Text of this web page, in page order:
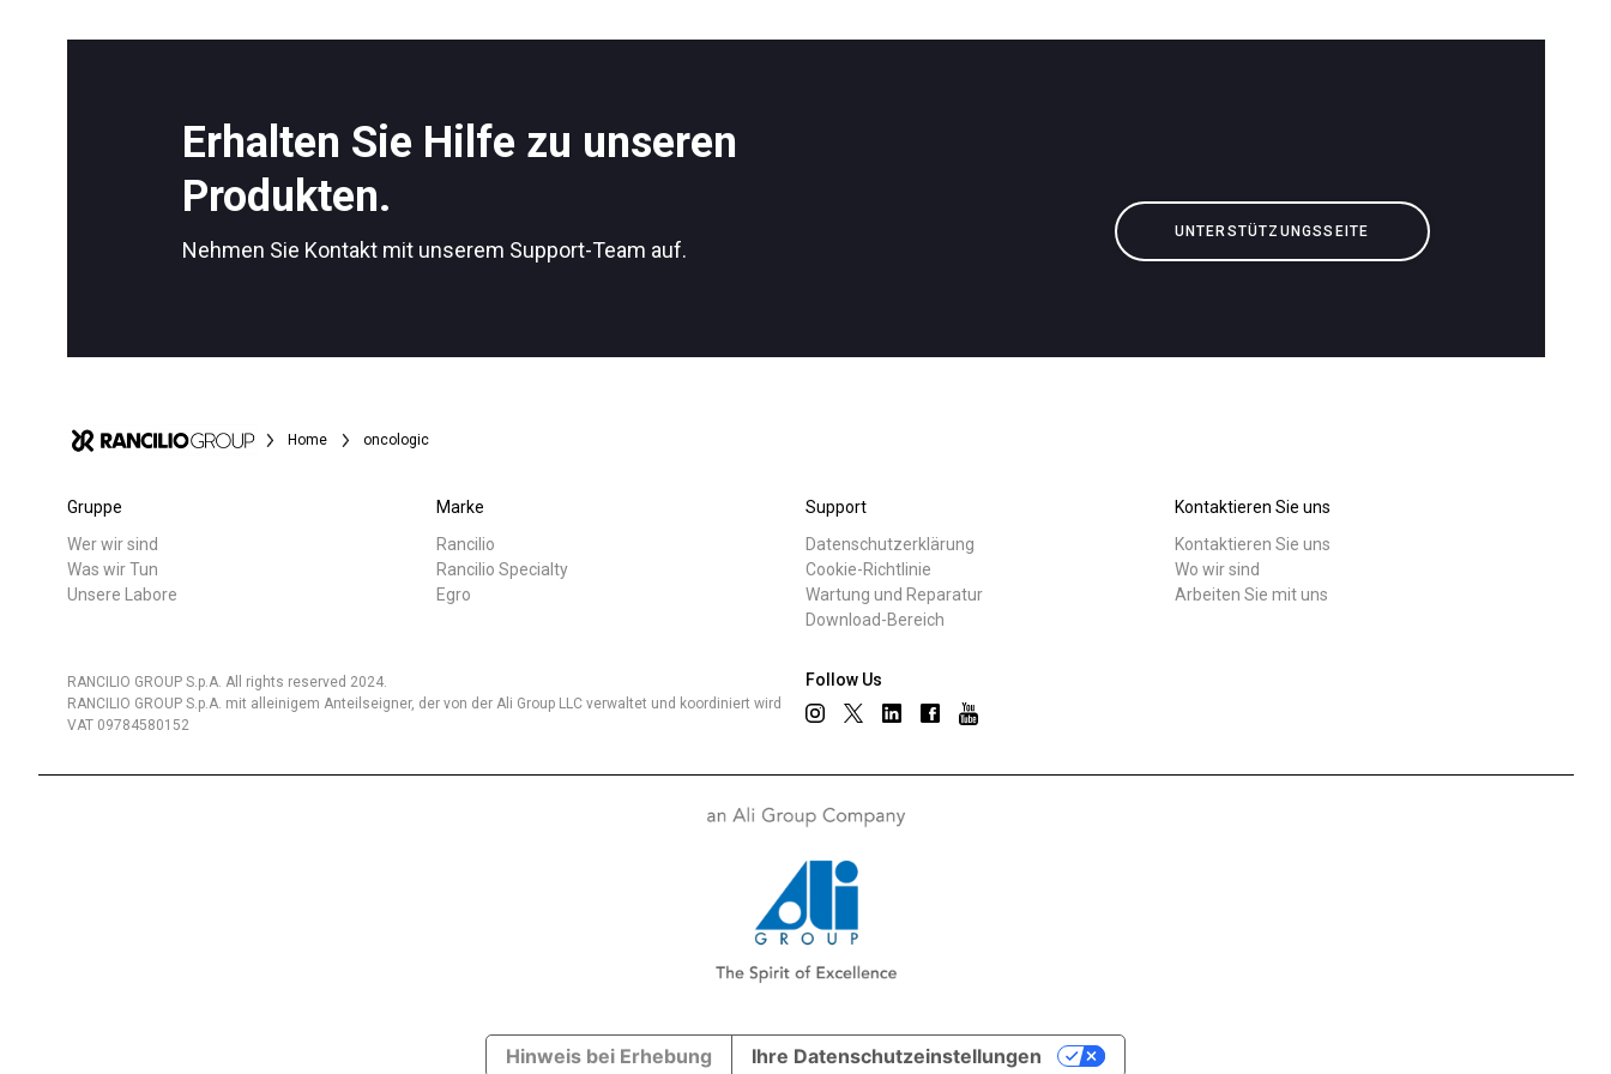
Erhalten Sie Hilfe zu unseren
Produkten.
Nehmen Sie Kontakt mit unserem Support-Team auf.
UNTERSTÜTZUNGSSEITE
Home oncologic
Gruppe
Wer wir sind
Was wir Tun
Unsere Labore
Marke
Rancilio
Rancilio Specialty
Egro
Support
Datenschutzerklärung
Cookie-Richtlinie
Wartung und Reparatur
Download-Bereich
Kontaktieren Sie uns
Kontaktieren Sie uns
Wo wir sind
Arbeiten Sie mit uns
Follow Us
RANCILIO GROUP S.p.A. All rights reserved 2024.
RANCILIO GROUP S.p.A. mit alleinigem Anteilseigner, der von der Ali Group LLC verwaltet und koordiniert wird
VAT 09784580152
Hinweis bei Erhebung Ihre Datenschutzeinstellungen